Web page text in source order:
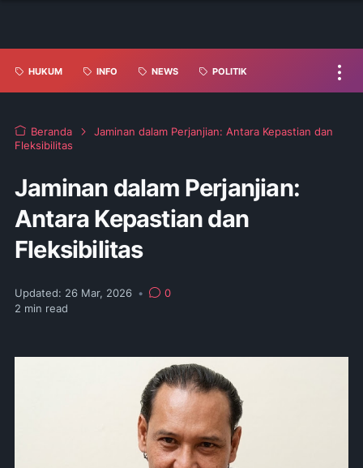
HUKUM INFO NEWS POLITIK
Beranda
Jaminan dalam Perjanjian: Antara Kepastian dan
Fleksibilitas
Jaminan dalam Perjanjian:
Antara Kepastian dan
Fleksibilitas
Updated: 26 Mar, 2026 •
0
2 min read